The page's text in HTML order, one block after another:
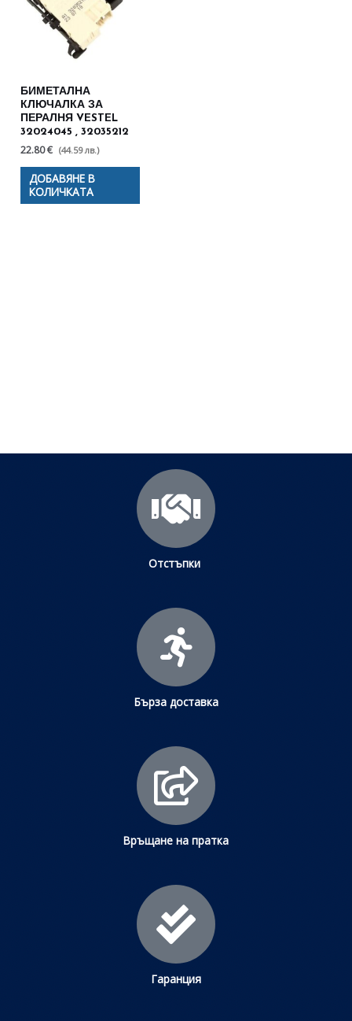
БИМЕТАЛНА
КЛЮЧАЛКА ЗА
ПЕРАЛНЯ VESTEL
32024045 , 32035212
22.80 € (44.59 лв.)
ДОБАВЯНЕ В
КОЛИЧКАТА
Отстъпки
Бърза доставка
Връщане на пратка
Гаранция